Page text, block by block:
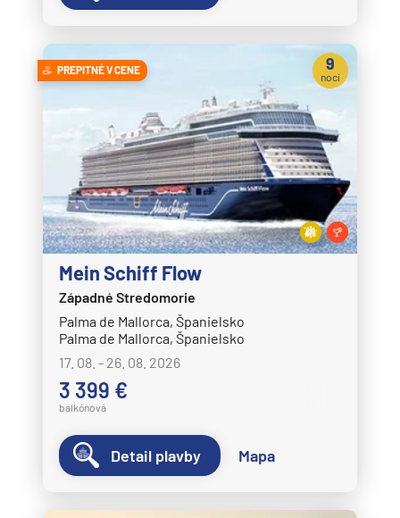
PREPITNÉ V CENE
Mein Schiff Flow
Západné Stredomorie
Palma de Mallorca, Španielsko
Palma de Mallorca, Španielsko
17. 08. - 26. 08. 2026
3 399 €
balkónová
9
nocí
Detail plavby Mapa